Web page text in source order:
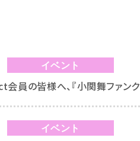
イベント
員の皆様へ、『小関舞ファン
イベント